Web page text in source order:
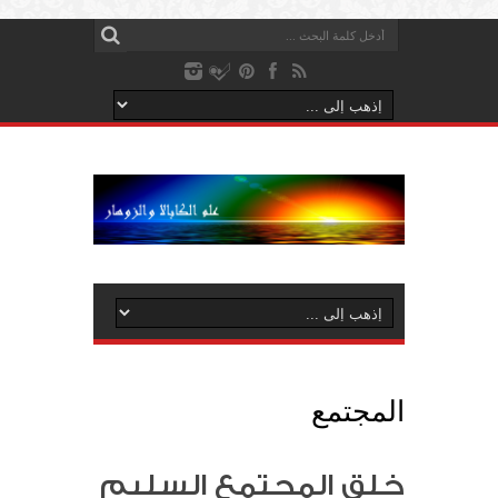
المجتمع
خلق المجتمع السليم